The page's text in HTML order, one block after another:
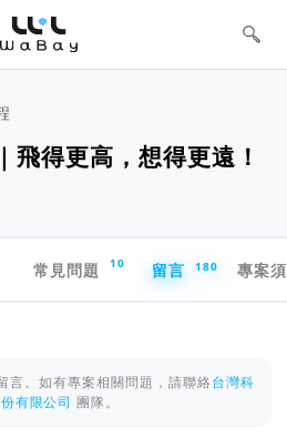
WaBay 挖貝 | 台灣最值得信賴的群眾
集資 / 群眾募資平台
飛得更高，想得更遠！
常見問題 10 留言 180 專案
言。如有專案相關問題，請聯絡台灣科
有限公司團隊。